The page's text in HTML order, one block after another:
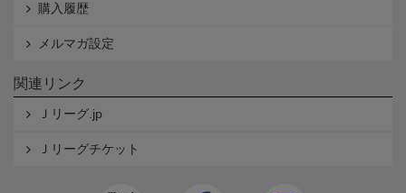
購入履歴
メルマガ設定
関連リンク
Ｊリーグ.jp
Ｊリーグチケット